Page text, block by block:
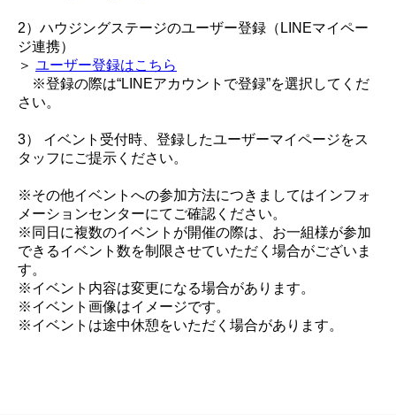
2）ハウジングステージのユーザー登録（LINEマイペー
ジ連携）
＞ ユーザー登録はこちら
※登録の際は“LINEアカウントで登録”を選択してくだ
さい。
3） イベント受付時、登録したユーザーマイページをス
タッフにご提示ください。
※その他イベントへの参加方法につきましてはインフォ
メーションセンターにてご確認ください。
※同日に複数のイベントが開催の際は、お一組様が参加
できるイベント数を制限させていただく場合がございま
す。
※イベント内容は変更になる場合があります。
※イベント画像はイメージです。
※イベントは途中休憩をいただく場合があります。